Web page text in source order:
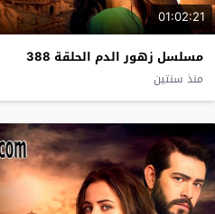
01:02:21
مسلسل زهور الدم الحلقة 388
منذ سنتين